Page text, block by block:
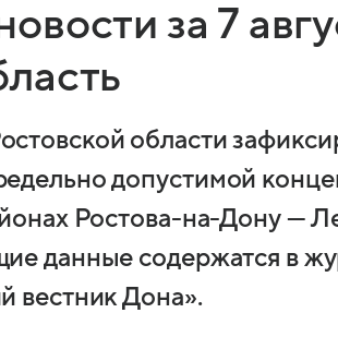
за 7
области
допустимой
Ростова-на-Дону —
данные содержатся в
вестник Дона».